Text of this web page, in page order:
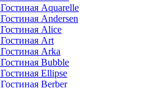
Гостиная Aquarelle
Гостиная Andersen
Гостиная Alice
Гостиная Art
Гостиная Arka
Гостиная Bubble
Гостиная Ellipse
Гостиная Berber